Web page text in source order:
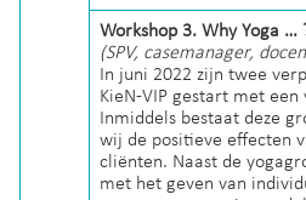
Workshop 3. Why Yoga …
(SPV, casemanager,
In juni 2022 zijn twee
KieN-VIP gestart met
Inmiddels bestaat deze
wij de positieve effecten
cliënten. Naast de
met het geven van